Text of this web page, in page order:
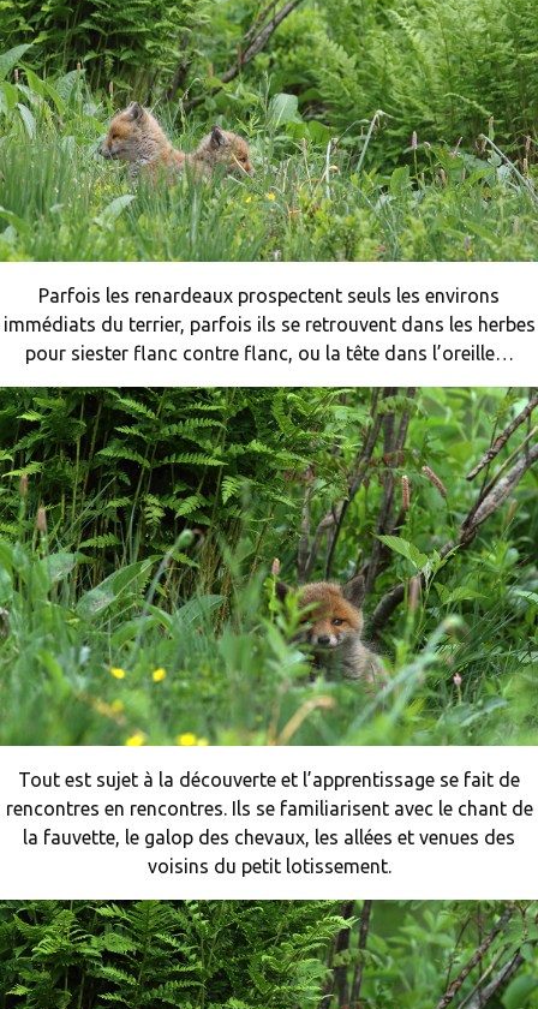
Parfois les renardeaux prospectent seuls les environs
immédiats du terrier, parfois ils se retrouvent dans les herbes
pour siester flanc contre flanc, ou la tête dans l’oreille…
Tout est sujet à la découverte et l’apprentissage se fait de
rencontres en rencontres. Ils se familiarisent avec le chant de
la fauvette, le galop des chevaux, les allées et venues des
voisins du petit lotissement.